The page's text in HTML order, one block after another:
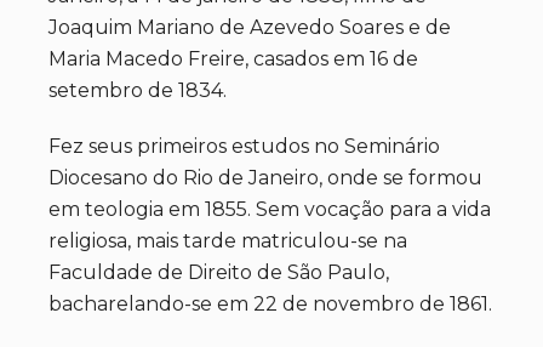
Joaquim Mariano de Azevedo Soares e de
Maria Macedo Freire, casados em 16 de
setembro de 1834.
Fez seus primeiros estudos no Seminário
Diocesano do Rio de Janeiro, onde se formou
em teologia em 1855. Sem vocação para a vida
religiosa, mais tarde matriculou-se na
Faculdade de Direito de São Paulo,
bacharelando-se em 22 de novembro de 1861.